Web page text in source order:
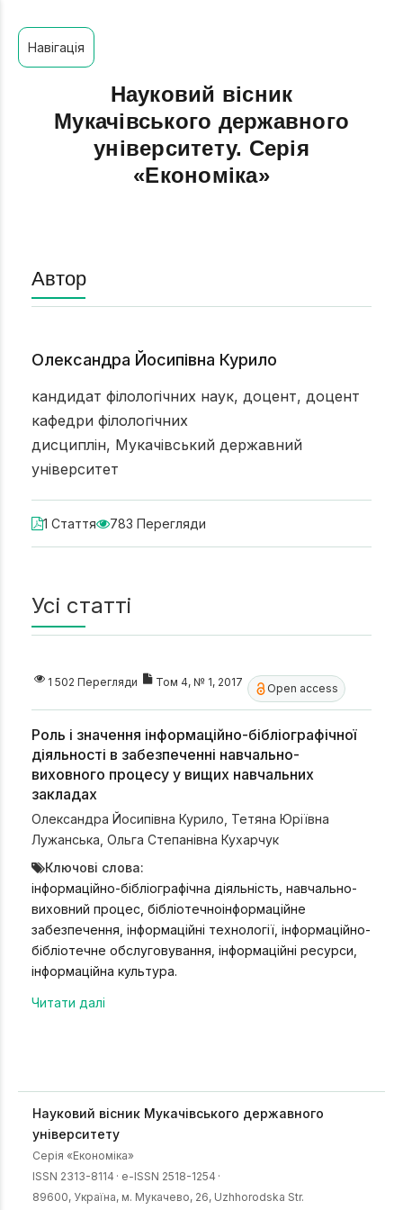
Навігація
Науковий вісник
Мукачівського державного
університету. Серія
«Економіка»
Автор
Олександра Йосипівна Курило
кандидат філологічних наук, доцент, доцент
кафедри філологічних
дисциплін, Мукачівський державний
університет
1 Стаття 783 Перегляди
Усі статті
1 502 Перегляди Том 4, № 1, 2017 Open access
Роль і значення інформаційно-бібліографічної
діяльності в забезпеченні навчально-
виховного процесу у вищих навчальних
закладах
Олександра Йосипівна Курило Тетяна Юріївна
Лужанська Ольга Степанівна Кухарчук
Ключові слова:
інформаційно-бібліографічна діяльність, навчально-
виховний процес, бібліотечноінформаційне
забезпечення, інформаційні технології, інформаційно-
бібліотечне обслуговування, інформаційні ресурси,
інформаційна культура.
Читати далі
Науковий вісник Мукачівського державного
університету
Серія «Економіка»
ISSN 2313-8114 · e-ISSN 2518-1254 ·
89600, Українa, м. Мукачево, 26, Uzhhorodska Str.